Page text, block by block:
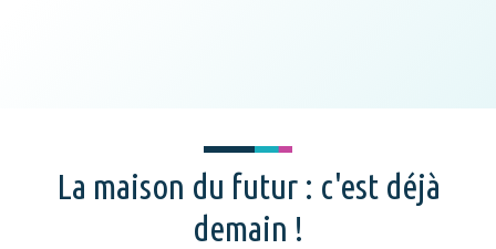
La maison du futur : c'est déjà
demain !